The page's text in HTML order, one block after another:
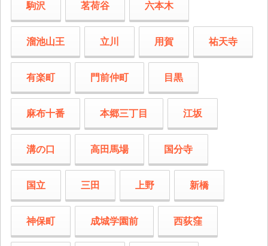
駒沢 茗荷谷 六本木
溜池山王 立川 用賀 祐天寺
有楽町 門前仲町 目黒
麻布十番 本郷三丁目 江坂
溝の口 高田馬場 国分寺
国立 三田 上野 新橋
神保町 成城学園前 西荻窪